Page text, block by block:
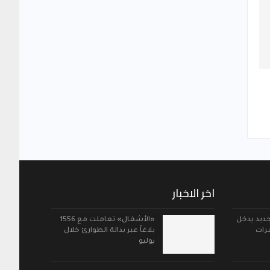
يدخل
اخر الاخبار
«الأشغال» تعاملت مع 1556
بلاغاً عبر بدالة الطوارئ خلال
يوليو